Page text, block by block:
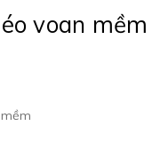
voan mềm